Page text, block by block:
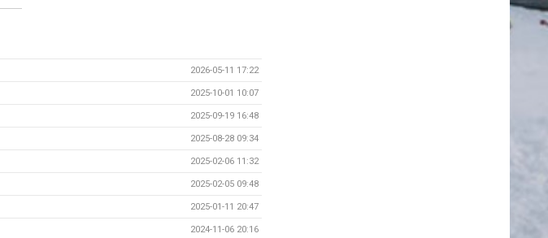
2026-05-11 17:22
2025-10-01 10:07
2025-09-19 16:48
2025-08-28 09:34
2025-02-06 11:32
2025-02-05 09:48
2025-01-11 20:47
2024-11-06 20:16